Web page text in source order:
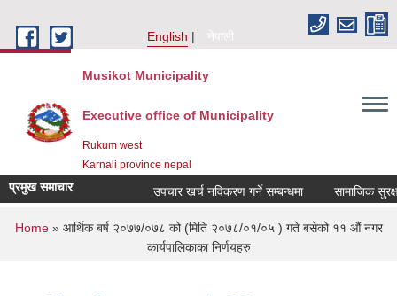
English
नेपाली
Musikot Municipality
Executive office of Municipality
Rukum west
Karnali province nepal
प्रमुख समाचार उपचार खर्च नविकरण गर्ने सम्बन्धमा
You are here
Home» आर्थिक बर्ष २०७७/०७८ को (मिति २०७८/०१/०५ ) गते बसेको ११ औं नगर
कार्यपालिकाका निर्णयहरु